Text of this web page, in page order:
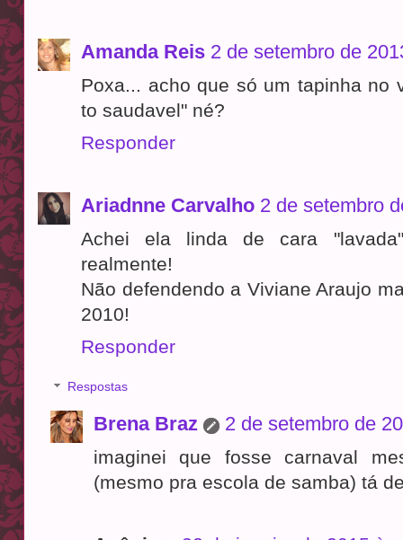
Amanda Reis 2 de setembro de
Poxa... acho que só um tapinha no
to saudavel" né?
Responder
Ariadnne Carvalho 2 de setembro
Achei ela linda de cara
realmente!
Não defendendo a Viviane Araujo
2010!
Responder
Respostas
Brena Braz 2 de setembro de
imaginei que fosse carnaval
(mesmo pra escola de samba) tá